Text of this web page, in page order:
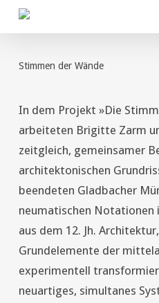
Skip
contentStimmen der Wände
In dem Projekt »Die
arbeiteten Brigitte Zarm
zeitgleich, gemeinsamer
architektonischen
beendeten Gladbacher
neumatischen Notationen
aus dem 12. Jh.
Grundelemente der
experimentell
neuartiges, simultanes